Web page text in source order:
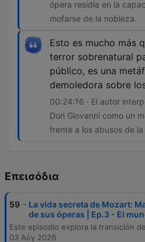
ópera residía en la
mofarse de la nobleza.
Esto es mucho más
terror sobrenatural
público, es una
demoledora sobre
00:24:16 · El autor
Don Giovanni como un
frente a los abusos de la
Επεισόδια
59 - La vida secreta de Mozart:
de sus óperas | Ep.3 - El
03 Αύγ 2026